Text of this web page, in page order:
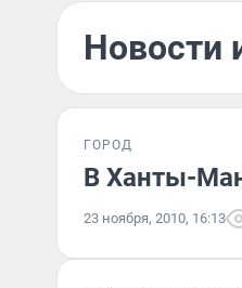
Новости
ГОРОД
В Ханты-
23 ноября, 2010, 16:13